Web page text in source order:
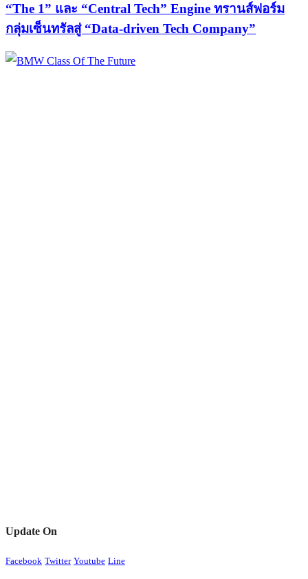
“The 1” และ “Central Tech” Engine ทรานส์ฟอร์ม
กลุ่มเซ็นทรัลสู่ “Data-driven Tech Company”
Update On
Facebook Twitter Youtube Line